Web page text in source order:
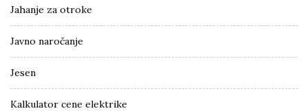
Jahanje za otroke
Javno naročanje
Jesen
Kalkulator cene elektrike